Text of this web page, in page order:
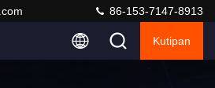
86-153-7147-8913
Kutipan